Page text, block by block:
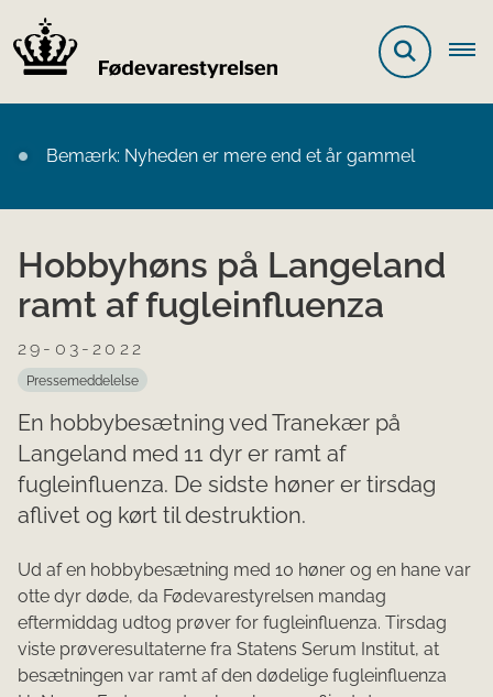
Bemærk: Nyheden er mere end et år gammel
Hobbyhøns på Langeland
ramt af fugleinfluenza
29-03-2022
Pressemeddelelse
En hobbybesætning ved Tranekær på
Langeland med 11 dyr er ramt af
fugleinfluenza. De sidste høner er tirsdag
aflivet og kørt til destruktion.
Ud af en hobbybesætning med 10 høner og en hane var
otte dyr døde, da Fødevarestyrelsen mandag
eftermiddag udtog prøver for fugleinfluenza. Tirsdag
viste prøveresultaterne fra Statens Serum Institut, at
besætningen var ramt af den dødelige fugleinfluenza